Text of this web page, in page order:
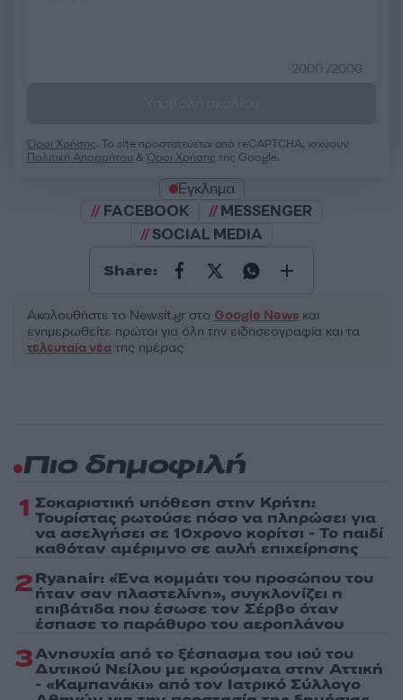
2000 /2000
Όροι Χρήσης. Το site προστατεύεται από reCAPTCHA, ισχύουν
Πολιτική Απορρήτου &Όροι Χρήσης της Google.
Έγκλημα
FACEBOOK
MESSENGER
SOCIAL MEDIA
Share:
Ακολουθήστε το Νewsit.gr στο Google News και
ενημερωθείτε πρώτοι για όλη την ειδησεογραφία και τα
τελευταία νέα της ημέρας
Πιο δημοφιλή
1 Σοκαριστική υπόθεση στην Κρήτη:
Τουρίστας ρωτούσε πόσο να πληρώσει για
να ασελγήσει σε 10χρονο κορίτσι - Το παιδί
καθόταν αμέριμνο σε αυλή επιχείρησης
2Ryanair: «Ένα κομμάτι του προσώπου του
ήταν σαν πλαστελίνη», συγκλονίζει η
επιβάτιδα που έσωσε τον Σέρβο όταν
έσπασε το παράθυρο του αεροπλάνου
3Ανησυχία από το ξέσπασμα του ιού του
Δυτικού Νείλου με κρούσματα στην Αττική
- «Καμπανάκι» από τον Ιατρικό Σύλλογο